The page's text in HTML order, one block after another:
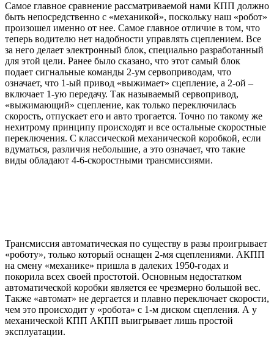
Самое главное сравнение рассматриваемой нами КПП должно
быть непосредственно с «механикой», поскольку наш «робот»
произошел именно от нее. Самое главное отличие в том, что
теперь водителю нет надобности управлять сцеплением. Все
за него делает электронный блок, специально разработанный
для этой цели. Ранее было сказано, что этот самый блок
подает сигнальные команды 2-ум сервоприводам, что
означает, что 1-ый привод «выжимает» сцепление, а 2-ой –
включает 1-ую передачу. Так называемый сервопривод,
«выжимающий» сцепление, как только переключилась
скорость, отпускает его и авто трогается. Точно по такому же
нехитрому принципу происходят и все остальные скоростные
переключения. С классической механической коробкой, если
вдуматься, различия небольшие, а это означает, что такие
виды обладают 4-6-скоростными трансмиссиями.
Трансмиссия автоматическая по существу в разы проигрывает
«роботу», только который оснащен 2-мя сцеплениями. АКПП
на смену «механике» пришла в далеких 1950-годах и
покорила всех своей простотой. Основным недостатком
автоматической коробки является ее чрезмерно большой вес.
Также «автомат» не дергается и плавно переключает скорости,
чем это происходит у «робота» с 1-м диском сцепления. А у
механической КПП АКПП выигрывает лишь простой
эксплуатации.